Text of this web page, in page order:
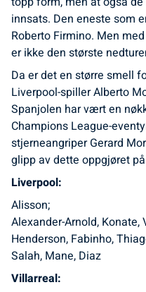
innsats. Den eneste som
Roberto Firmino. Men
er ikke den største
Da er det en større smell
Liverpool-spiller Alberto
Spanjolen har vært en
Champions League-
stjerneangriper Gerard
glipp av dette oppgjøret
Liverpool:
Alisson;
Alexander-Arnold, Konate,
Henderson, Fabinho,
Salah, Mane, Diaz
Villarreal: